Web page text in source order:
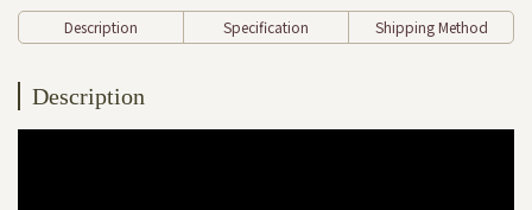
Description Specification Shipping Method
Description